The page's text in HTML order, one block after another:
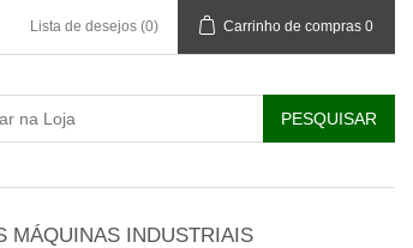
Lista de desejos (0) Carrinho de compras 0
MÁQUINAS INDUSTRIAIS